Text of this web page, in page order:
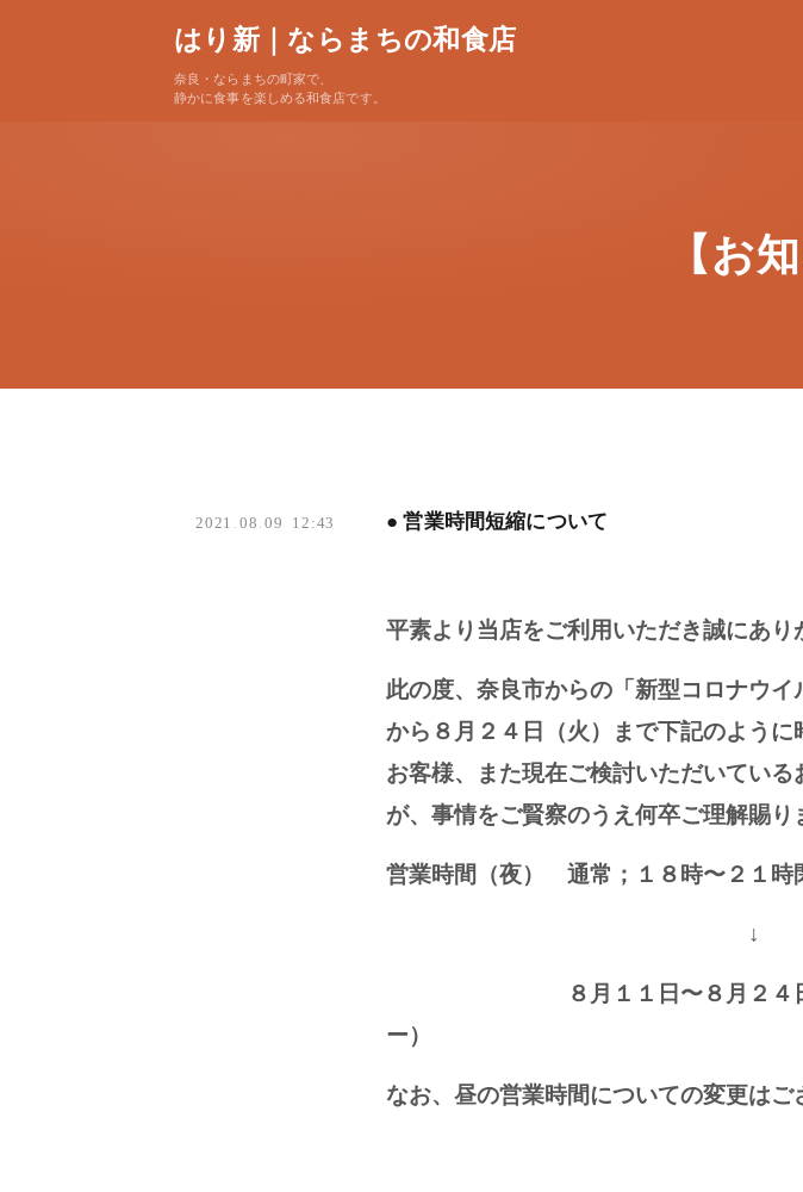
はり新｜ならまちの和食店
奈良・ならまちの町家で、
静かに食事を楽しめる和食店です。
【お
2021 . 08 . 09 12:43 ● 営業時間短縮について
平素より当店をご利用いただき誠にあり
此の度、奈良市からの「新型コロナウ
から８月２４日（火）まで下記のよう
お客様、また現在ご検討いただいてい
が、事情をご賢察のうえ何卒ご理解賜
営業時間（夜） 通常；１８時〜２１時
↓
８月１１日〜８月２４日までの
ー）
なお、昼の営業時間についての変更はご